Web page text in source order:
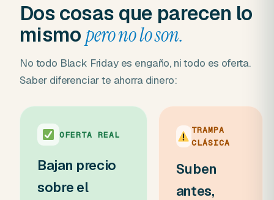
Dos cosas que parecen lo
mismopero no lo son.
No todo Black Friday es engaño, ni todo es oferta.
Saber diferenciar te ahorra dinero:
OFERTA REAL
Bajan precio
sobre el
TRAMPA
CLÁSICA
Suben
antes,